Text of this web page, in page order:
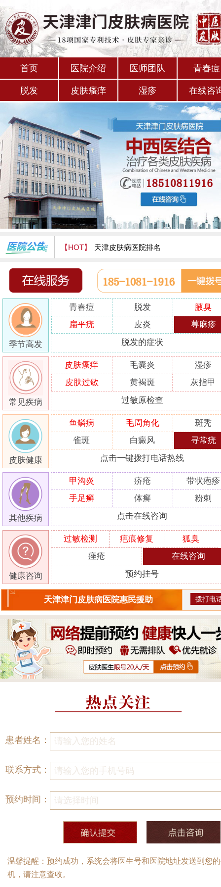
首页 医院介绍 医师团队 青春痘
脱发 皮肤瘙痒 湿疹 在线咨
【HOT】 天津皮肤病医院排名
天津津门皮肤病医院怎么样
季节高发
青春痘 脱发
腋臭
扁平疣
皮炎 荨麻疹
脱发的症状
常见疾病
皮肤瘙痒 毛囊炎
湿疹
皮肤过敏
黄褐斑 灰指甲
过敏原检查
皮肤健康
鱼鳞病 毛周角化
斑秃
雀斑
白癜风 寻常疣
点击一键拨打电话热线
其他疾病
甲沟炎 疥疮
带状疱疹
手足癣
体癣 粉刺
点击在线咨询
健康咨询
过敏检测 疤痕修复
狐臭
痤疮
在线咨询
预约挂号
天津津门皮肤病医院惠民援助 拨打电
患者姓名：
联系方式：
预约时间：
温馨提醒：预约成功，系统会将医生号和医院地址发送到您
机，请注意查收。